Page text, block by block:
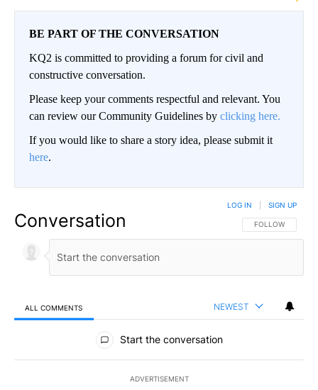
BE PART OF THE CONVERSATION
KQ2 is committed to providing a forum for civil and
constructive conversation.
Please keep your comments respectful and relevant. You
can review our Community Guidelines by clicking here.
If you would like to share a story idea, please submit it
here.
Conversation FOLLOW THIS
FOLLOW
LOG IN SIGN UP
ALL COMMENTS NEWEST
All Comments
Start the conversation
ADVERTISEMENT